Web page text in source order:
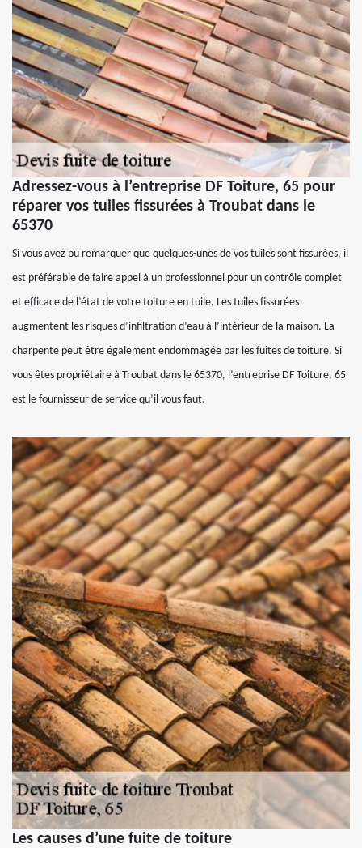
Adressez-vous à l’entreprise DF Toiture, 65 pour
réparer vos tuiles fissurées à Troubat dans le
65370
Si vous avez pu remarquer que quelques-unes de vos tuiles sont fissurées, il
est préférable de faire appel à un professionnel pour un contrôle complet
et efficace de l’état de votre toiture en tuile. Les tuiles fissurées
augmentent les risques d’infiltration d’eau à l’intérieur de la maison. La
charpente peut être également endommagée par les fuites de toiture. Si
vous êtes propriétaire à Troubat dans le 65370, l’entreprise DF Toiture, 65
est le fournisseur de service qu’il vous faut.
Les causes d’une fuite de toiture